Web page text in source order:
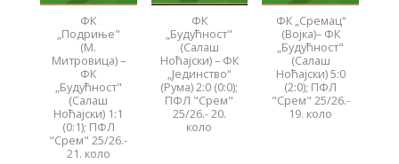
ФК
„Подриње"
(М.
Митровица) –
ФК
„Будућност"
(Салаш
Ноћајски) 1:1
(0:1); ПФЛ
"Срем" 25/26.-
21. коло
ФК
„Будућност"
(Салаш
Ноћајски) – ФК
„Јединство“
(Рума) 2:0 (0:0);
ПФЛ "Срем"
25/26.- 20.
коло
ФК „Сремац“
(Војка)– ФК
„Будућност"
(Салаш
Ноћајски) 5:0
(2:0); ПФЛ
"Срем" 25/26.-
19. коло